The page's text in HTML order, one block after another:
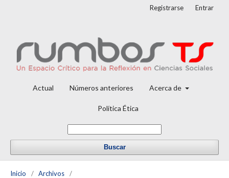
Actual Números anteriores Acerca de
Política Ética
Buscar
Registrarse Entrar
Inicio / Archivos
/